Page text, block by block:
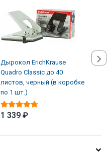
Дырокол ErichKrause
Quadro Classic до 40
листов, черный (в коробке
по 1 шт.)
1 339 ₽
Нож